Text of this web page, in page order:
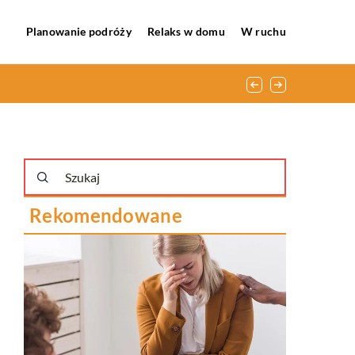
Planowanie podróży Relaks w domu W ruchu
Rekomendowane